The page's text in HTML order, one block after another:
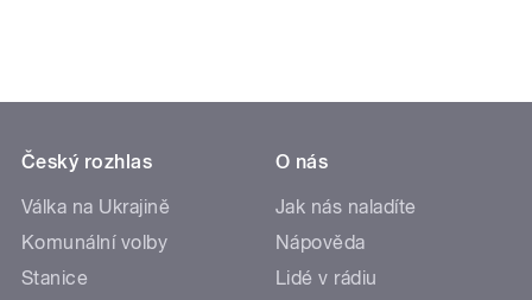
Český rozhlas
Válka na Ukrajině
Komunální volby
Stanice
O nás
Jak nás naladíte
Nápověda
Lidé v rádiu